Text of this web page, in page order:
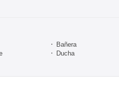
Bañera
Ducha